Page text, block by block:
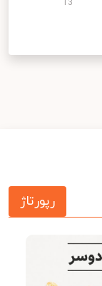
13
رپورتاژ